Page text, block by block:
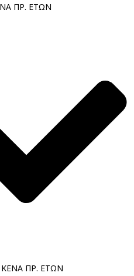
ΠΡ. ΕΤΩΝ
ΚΕΝΑ ΠΡ. ΕΤΩΝ